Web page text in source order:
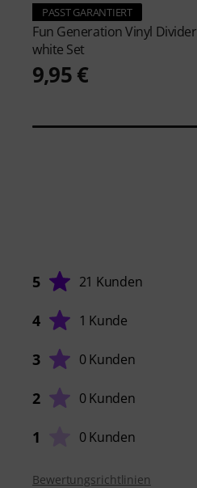
PASST GARANTIERT
Fun GenerationVinyl Divider
white Set
9,95 €
5 21 Kunden
4 1 Kunde
3 0 Kunden
2 0 Kunden
1 0 Kunden
Bewertungsrichtlinien